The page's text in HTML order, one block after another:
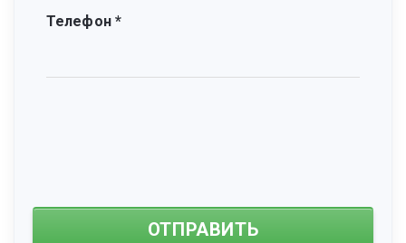
Телефон *
ОТПРАВИТЬ